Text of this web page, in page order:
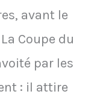
avant le
Coupe du
par les
: il attire